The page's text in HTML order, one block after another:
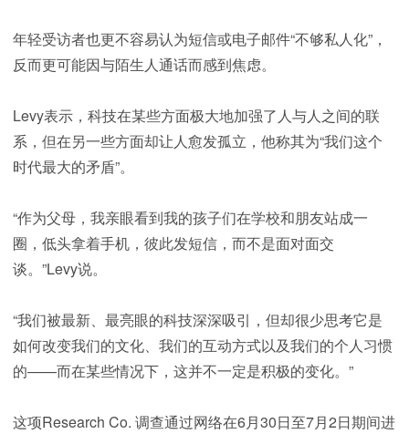
年轻受访者也更不容易认为短信或电子邮件“不够私人化”，
反而更可能因与陌生人通话而感到焦虑。
Levy表示，科技在某些方面极大地加强了人与人之间的联
系，但在另一些方面却让人愈发孤立，他称其为“我们这个
时代最大的矛盾”。
“作为父母，我亲眼看到我的孩子们在学校和朋友站成一
圈，低头拿着手机，彼此发短信，而不是面对面交
谈。”Levy说。
“我们被最新、最亮眼的科技深深吸引，但却很少思考它是
如何改变我们的文化、我们的互动方式以及我们的个人习惯
的——而在某些情况下，这并不一定是积极的变化。”
这项Research Co. 调查通过网络在6月30日至7月2日期间进